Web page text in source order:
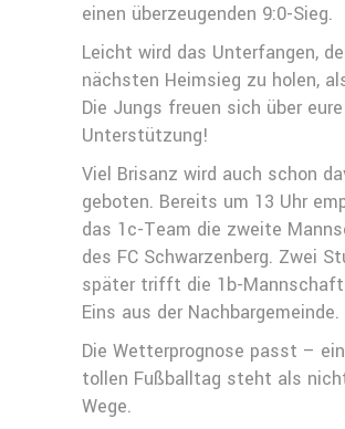
einen überzeugenden 9:0-Sieg.
Leicht wird das Unterfangen,
nächsten Heimsieg zu holen,
Die Jungs freuen sich über eure
Unterstützung!
Viel Brisanz wird auch schon
geboten. Bereits um 13 Uhr
das 1c-Team die zweite
des FC Schwarzenberg. Zwei
später trifft die 1b-
Eins aus der Nachbargemeinde.
Die Wetterprognose passt –
tollen Fußballtag steht als
Wege.